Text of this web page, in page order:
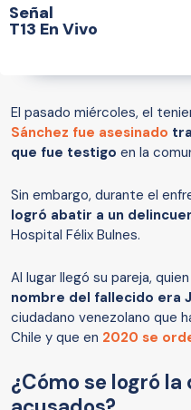
Señal
T13 En Vivo
El pasado miércoles, el
Sánchez fue asesinado
que fue testigo en la
Sin embargo, durante el
logró abatir a un
Hospital Félix Bulnes.
Al lugar llegó su pareja,
nombre del fallecido era
ciudadano venezolano que
Chile y que en 2020 se
¿Cómo se logró